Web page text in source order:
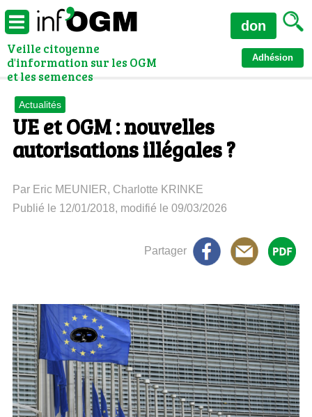
Veille citoyenne
d'information sur les OGM
et les semences
Adhésion
don
Actualités
UE et OGM : nouvelles
autorisations illégales ?
Par Eric MEUNIER, Charlotte KRINKE
Publié le 12/01/2018, modifié le 09/03/2026
Partager